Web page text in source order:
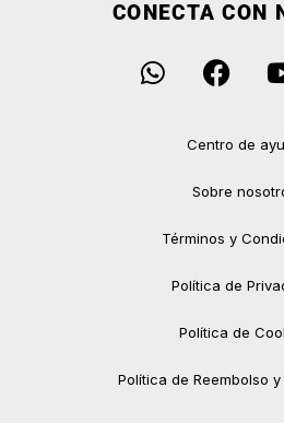
CONECTA CON
Centro de
Sobre
Términos y
Política de
Política de
Política de Reembolso